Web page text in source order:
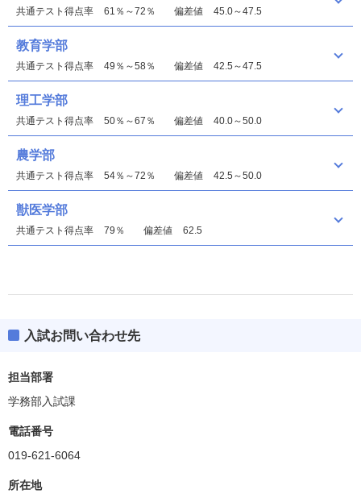
共通テスト得点率 61％～72％ 偏差値 45.0～47.5
教育学部
共通テスト得点率 49％～58％ 偏差値 42.5～47.5
理工学部
共通テスト得点率 50％～67％ 偏差値 40.0～50.0
農学部
共通テスト得点率 54％～72％ 偏差値 42.5～50.0
獣医学部
共通テスト得点率 79％ 偏差値 62.5
偏差値
教育学部
偏差値
理工学部
偏差値
入試お問い合わせ先
担当部署
学務部入試課
電話番号
019-621-6064
所在地